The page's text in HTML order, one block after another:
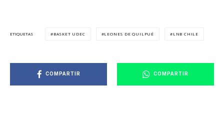
ETIQUETAS BASKET UDEC LEONES DE QUILPUÉ LNB CHILE
COMPARTIR COMPARTIR